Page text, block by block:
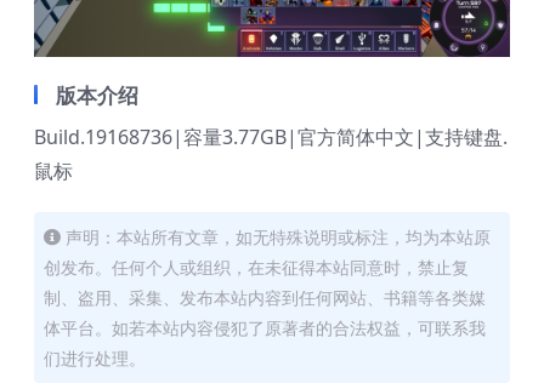
版本介绍
Build.19168736|容量3.77GB|官方简体中文|支持键盘.
鼠标
声明：本站所有文章，如无特殊说明或标注，均为本站原
创发布。任何个人或组织，在未征得本站同意时，禁止复
制、盗用、采集、发布本站内容到任何网站、书籍等各类媒
体平台。如若本站内容侵犯了原著者的合法权益，可联系我
们进行处理。